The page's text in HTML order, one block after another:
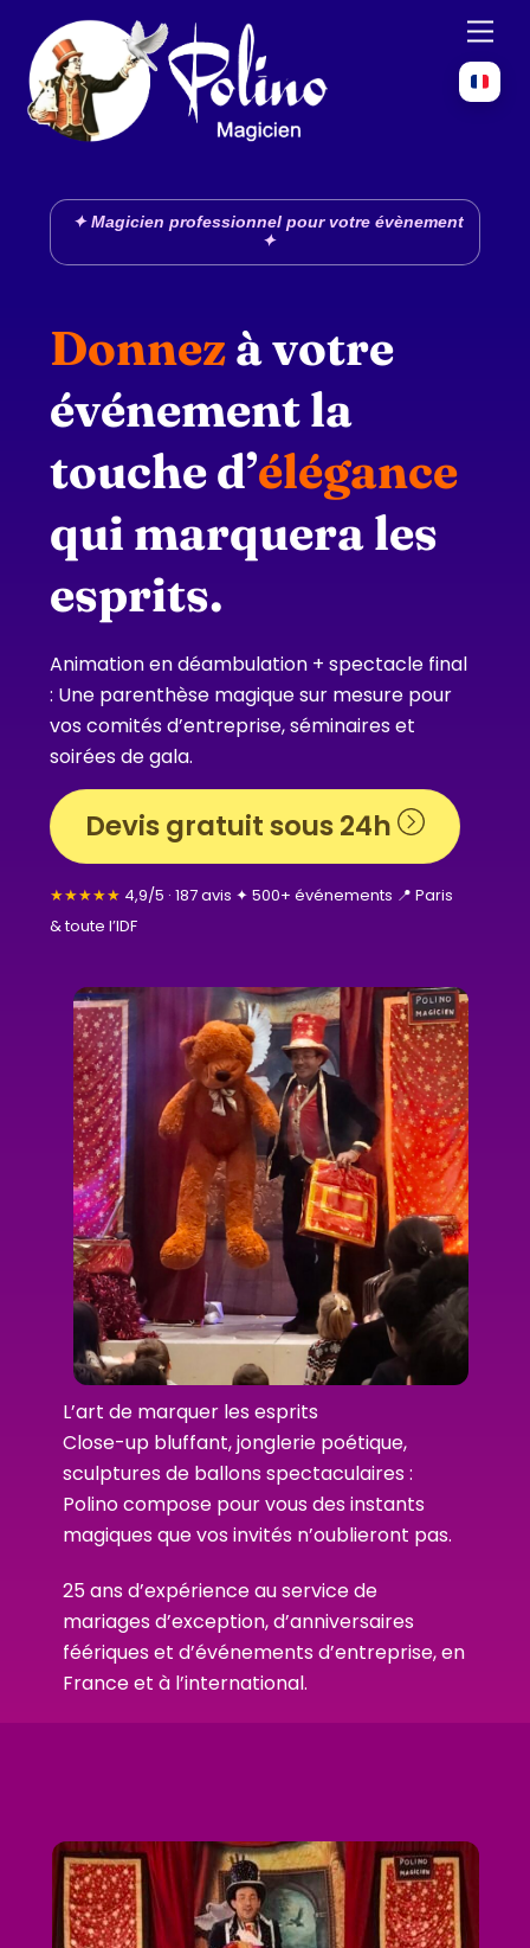
content
✦ Magicien professionnel pour votre évènement
✦
Donnezà votre
événement la
touche d’élégance
qui marquera les
esprits.
Animation en déambulation + spectacle final
: Une parenthèse magique sur mesure pour
vos comités d’entreprise, séminaires et
soirées de gala.
Devis gratuit sous 24h
★★★★★ 4,9/5 · 187 avis ✦ 500+ événements 📍 Paris
& toute l’IDF
L’art de marquer les esprits
Close-up bluffant, jonglerie poétique,
sculptures de ballons spectaculaires :
Polino compose pour vous des instants
magiques que vos invités n’oublieront pas.
25 ans d’expérience au service de
mariages d’exception, d’anniversaires
féériques et d’événements d’entreprise, en
France et à l’international.